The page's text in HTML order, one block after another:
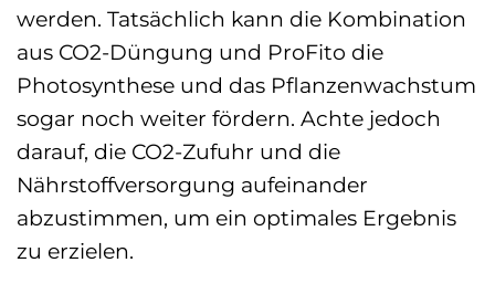
werden. Tatsächlich kann die Kombination
aus CO2-Düngung und ProFito die
Photosynthese und das Pflanzenwachstum
sogar noch weiter fördern. Achte jedoch
darauf, die CO2-Zufuhr und die
Nährstoffversorgung aufeinander
abzustimmen, um ein optimales Ergebnis
zu erzielen.